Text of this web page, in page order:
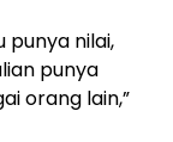
punya nilai,
punya
orang lain,”